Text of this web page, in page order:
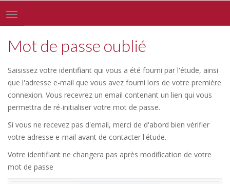
Toggle
navigation
Mot de passe oublié
Saisissez votre identifiant qui vous a été fourni par l'étude, ainsi
que l'adresse e-mail que vous avez fourni lors de votre première
connexion. Vous recevrez un email contenant un lien qui vous
permettra de ré-initialiser votre mot de passe.
Si vous ne recevez pas d'email, merci de d'abord bien vérifier
votre adresse e-mail avant de contacter l'étude.
Votre identifiant ne changera pas après modification de votre
mot de passe